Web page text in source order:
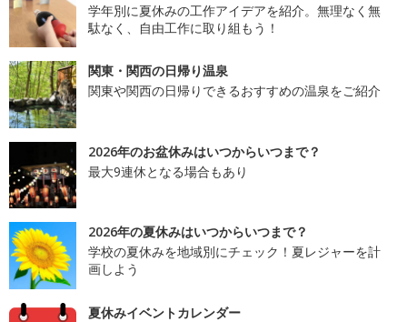
学年別に夏休みの工作アイデアを紹介。無理なく無
駄なく、自由工作に取り組もう！
関東・関西の日帰り温泉
関東や関西の日帰りできるおすすめの温泉をご紹介
2026年のお盆休みはいつからいつまで？
最大9連休となる場合もあり
2026年の夏休みはいつからいつまで？
学校の夏休みを地域別にチェック！夏レジャーを計
画しよう
夏休みイベントカレンダー